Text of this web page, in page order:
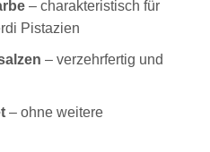
– charakteristisch für
Pistazien
– verzehrfertig und
– ohne weitere